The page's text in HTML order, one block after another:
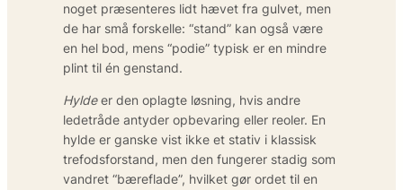
noget præsenteres lidt hævet fra gulvet, men
de har små forskelle: “stand” kan også være
en hel bod, mens “podie” typisk er en mindre
plint til én genstand.
Hyldeer den oplagte løsning, hvis andre
ledetråde antyder opbevaring eller reoler. En
hylde er ganske vist ikke et stativ i klassisk
trefods­forstand, men den fungerer stadig som
vandret “bære­flade”, hvilket gør ordet til en